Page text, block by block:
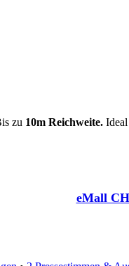
zu 10m Reichweite.
eMall